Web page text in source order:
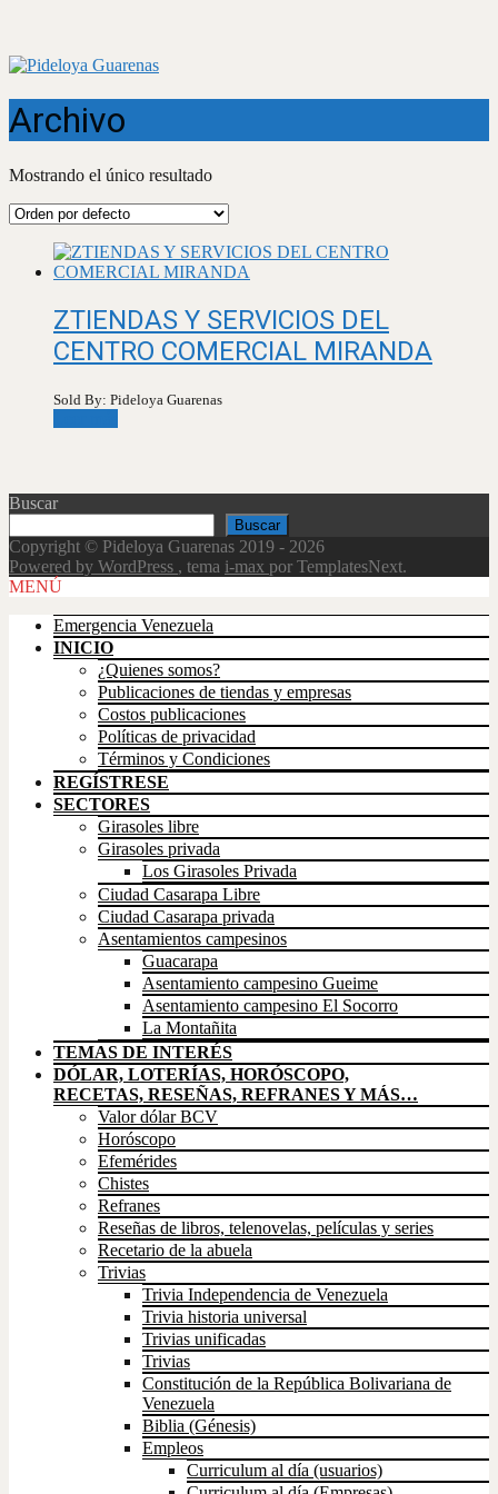
Archivo
Mostrando el único resultado
ZTIENDAS Y SERVICIOS DEL
CENTRO COMERCIAL MIRANDA
Sold By: Pideloya Guarenas
Buscar
Buscar
Copyright © Pideloya Guarenas 2019 - 2026
Powered by WordPress , tema i-max por TemplatesNext.
Scroll
MENÚ
Emergencia Venezuela
INICIO
¿Quienes somos?
Publicaciones de tiendas y empresas
Costos publicaciones
Políticas de privacidad
Términos y Condiciones
REGÍSTRESE
SECTORES
Girasoles libre
Girasoles privada
Los Girasoles Privada
Ciudad Casarapa Libre
Ciudad Casarapa privada
Asentamientos campesinos
Guacarapa
Asentamiento campesino Gueime
Asentamiento campesino El Socorro
La Montañita
TEMAS DE INTERÉS
DÓLAR, LOTERÍAS, HORÓSCOPO,
RECETAS, RESEÑAS, REFRANES Y MÁS…
Valor dólar BCV
Horóscopo
Efemérides
Chistes
Refranes
Reseñas de libros, telenovelas, películas y series
Recetario de la abuela
Trivias
Trivia Independencia de Venezuela
Trivia historia universal
Trivias unificadas
Trivias
Constitución de la República Bolivariana de
Venezuela
Biblia (Génesis)
Empleos
Curriculum al día (usuarios)